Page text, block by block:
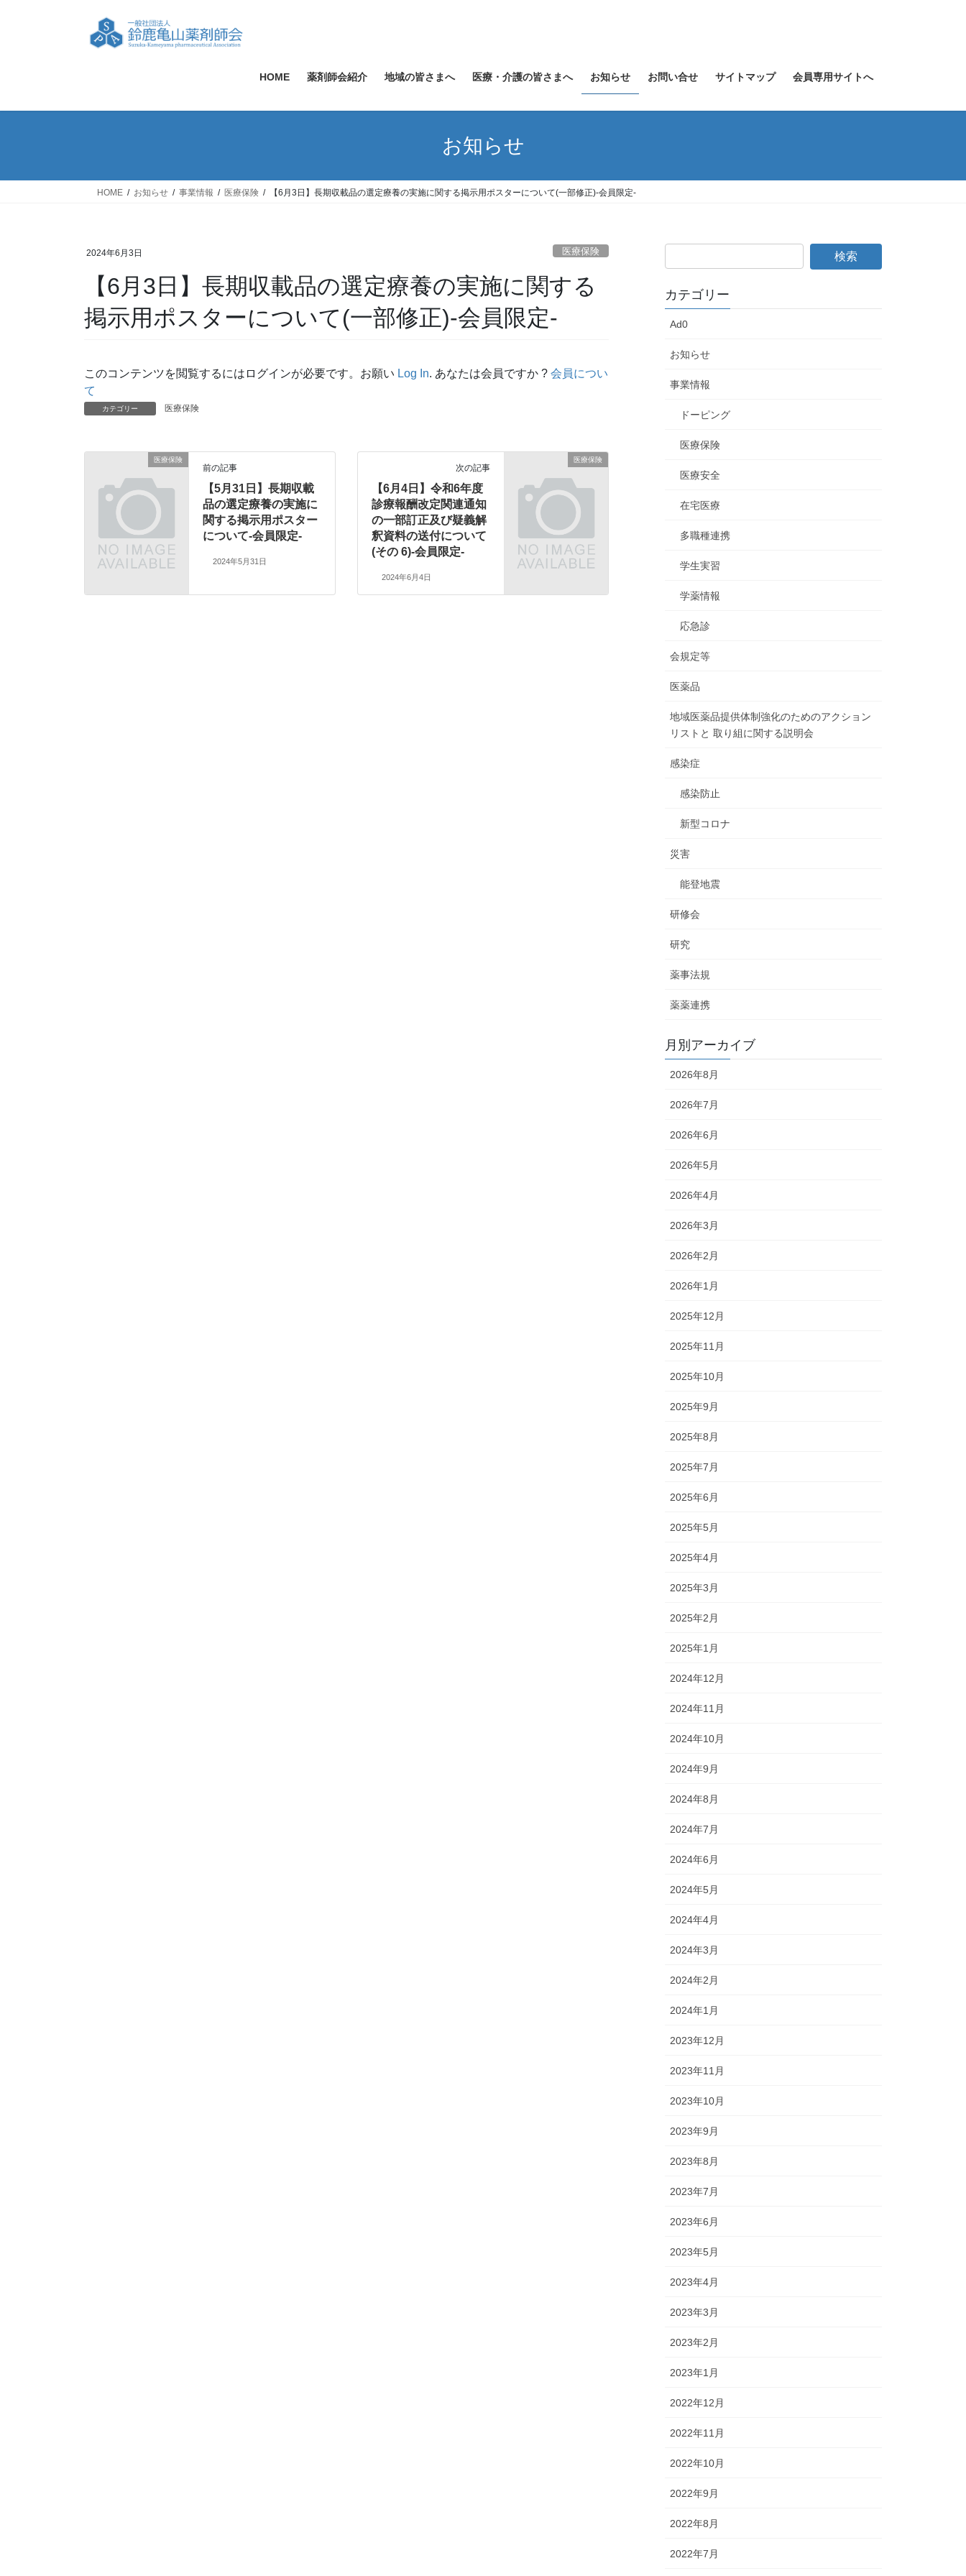
ス
ン
HOME 薬剤師会紹介 地域の皆さまへ 医療・介護の皆さまへ お知らせ お問い合せ サイトマップ 会員専用サイトへ
お知らせ
HOME お知らせ 事業情報 医療保険 【6月3日】長期収載品の選定療養の実施に関する掲示用ポスターについて(一部修正)-会員限定-
2024年6月3日 医療保険
【6月3日】長期収載品の選定療養の実施に関する
掲示用ポスターについて(一部修正)-会員限定-
このコンテンツを閲覧するにはログインが必要です。お願い Log In. あなたは会員ですか ? 会員につい
て
カテゴリー 医療保険
医療保険
前の記事
【5月31日】長期収載
品の選定療養の実施に
関する掲示用ポスター
について-会員限定-
2024年5月31日
医療保険
次の記事
【6月4日】令和6年度
診療報酬改定関連通知
の一部訂正及び疑義解
釈資料の送付について
(その 6)-会員限定-
2024年6月4日
カテゴリー
Ad0
お知らせ
事業情報
ドーピング
医療保険
医療安全
在宅医療
多職種連携
学生実習
学薬情報
応急診
会規定等
医薬品
地域医薬品提供体制強化のためのアクション
リストと 取り組に関する説明会
感染症
感染防止
新型コロナ
災害
能登地震
研修会
研究
薬事法規
薬薬連携
月別アーカイブ
2026年8月
2026年7月
2026年6月
2026年5月
2026年4月
2026年3月
2026年2月
2026年1月
2025年12月
2025年11月
2025年10月
2025年9月
2025年8月
2025年7月
2025年6月
2025年5月
2025年4月
2025年3月
2025年2月
2025年1月
2024年12月
2024年11月
2024年10月
2024年9月
2024年8月
2024年7月
2024年6月
2024年5月
2024年4月
2024年3月
2024年2月
2024年1月
2023年12月
2023年11月
2023年10月
2023年9月
2023年8月
2023年7月
2023年6月
2023年5月
2023年4月
2023年3月
2023年2月
2023年1月
2022年12月
2022年11月
2022年10月
2022年9月
2022年8月
2022年7月